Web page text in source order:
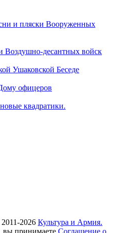
и пляски Вооруженных
Воздушно-десантных войск
Ушаковской Беседе
офицеров
квадратики.
2026 Культура и Армия.
вы принимаете Соглашение о